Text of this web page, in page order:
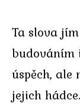
Ta slova
budováním
úspěch, ale
jejich